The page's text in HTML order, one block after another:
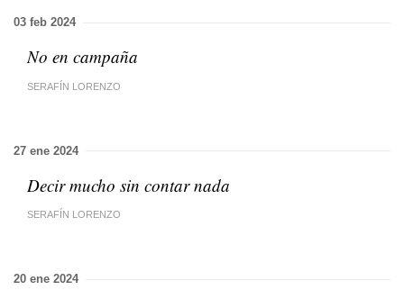
03 feb 2024
No en campaña
SERAFÍN LORENZO
27 ene 2024
Decir mucho sin contar nada
SERAFÍN LORENZO
20 ene 2024